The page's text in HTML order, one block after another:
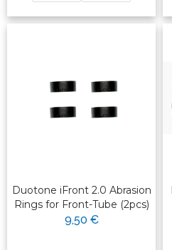
Duotone iFront 2.0 Abrasion
Rings for Front-Tube (2pcs)
9,50 €